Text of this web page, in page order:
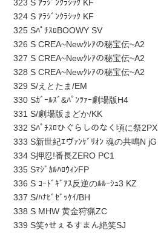
323 S ｱﾗｼﾞﾝｸﾗｼｯｸ KF
324 S ｱﾗｼﾞﾝｸﾗｼｯｸ KF
325 SﾊﾟﾁｽﾛBOOWY SV
326 S CREA~Newｸﾚｱの秘宝伝~A2
327 S CREA~Newｸﾚｱの秘宝伝~A2
328 S CREA~Newｸﾚｱの秘宝伝~A2
329 S/えとたま/EM
330 Sｶﾞｰﾙｽﾞ&ﾊﾟﾝﾂｧｰ劇場版H4
331 S/劇場版まどか/KK
332 Sﾊﾟﾁｽﾛひぐらしのなく頃に祭2PX
333 S新世紀ｴヴｧﾝｹﾞﾘｵﾝ 魂の共鳴N jG
334 S押忍!番長ZERO PC1
335 SﾏｼﾞｶﾙﾊﾛｳｨﾝFP
336 S ｺｰﾄﾞｷﾞｱｽ反逆のﾙﾙｰｼｭ3 KZ
337 S/ﾊﾅﾋﾞｾﾞｯｹｲ/BH
338 S MHW 黄金狩猟ZC
339 S笑ｩせぇるすまん絶笑SJ